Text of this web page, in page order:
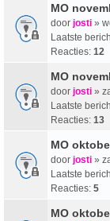
MO
door josti »
Laatste
Reacties: 12
MO
door josti »
Laatste
Reacties: 13
MO
door josti »
Laatste
Reacties: 5
MO